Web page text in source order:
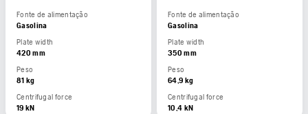
Fonte de alimentação
Gasolina
Plate width
420 mm
Peso
81 kg
Centrifugal force
19 kN
Fonte de alimentação
Gasolina
Plate width
350 mm
Peso
64,9 kg
Centrifugal force
10,4 kN